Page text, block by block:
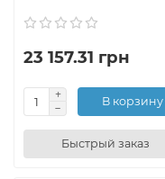
23 157.31 грн
В корзину
Быстрый заказ